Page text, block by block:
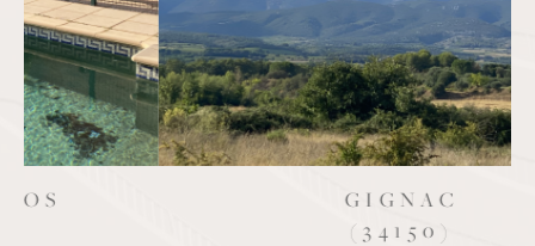
CLERMONT-L'HÉRAULT